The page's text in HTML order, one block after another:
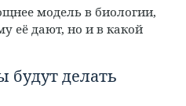
модель в биологии,
её дают, но и в какой
будут делать